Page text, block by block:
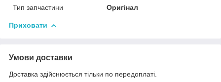
Тип запчастини
Оригінал
Приховати
Умови доставки
Доставка здійснюється тільки по передоплаті.